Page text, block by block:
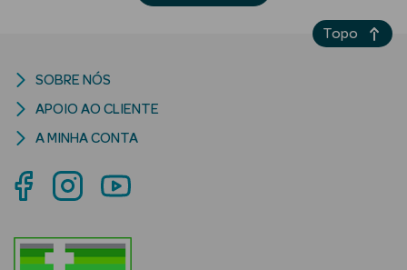
Lábios
Solares Bebé e
SOBRE NÓS
APOIO AO CLIENTE
A MINHA CONTA
Topo